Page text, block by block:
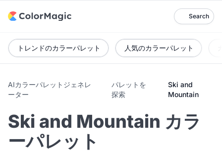
Search
トレンドのカラーパレット 人気のカラーパレット
AIカラーパレットジェネレ
ーター
パレットを
探索
Ski and
Mountain
Ski and Mountain カラ
ーパレット